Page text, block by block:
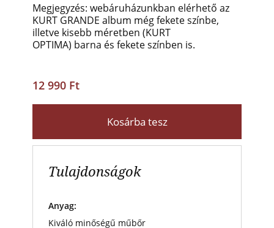
Megjegyzés: webáruházunkban elérhető az
KURT GRANDE album még fekete színbe,
illetve kisebb méretben (KURT
OPTIMA) barna és fekete színben is.
12 990 Ft
Kosárba tesz
Tulajdonságok
Anyag:
Kiváló minőségű műbőr